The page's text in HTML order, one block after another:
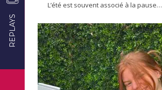
REPLAYS
L’été est souvent associé à la pause…